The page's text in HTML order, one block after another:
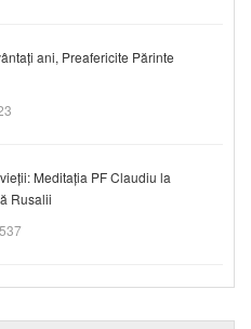
ani, Preafericite Părinte
Meditația PF Claudiu la
Rusalii
537